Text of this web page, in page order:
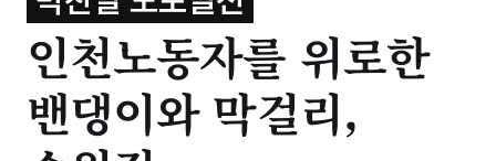
인천노동자를 위로한
밴댕이와 막걸리,